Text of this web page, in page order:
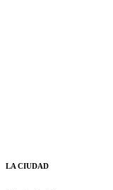
LA CIUDAD